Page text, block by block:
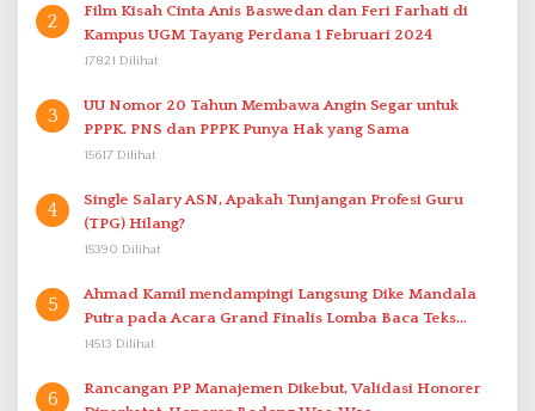
2
Film Kisah Cinta Anis Baswedan dan Feri Farhati di
Kampus UGM Tayang Perdana 1 Februari 2024
17821 Dilihat
3
UU Nomor 20 Tahun Membawa Angin Segar untuk
PPPK. PNS dan PPPK Punya Hak yang Sama
15617 Dilihat
4
Single Salary ASN, Apakah Tunjangan Profesi Guru
(TPG) Hilang?
15390 Dilihat
5
Ahmad Kamil mendampingi Langsung Dike Mandala
Putra pada Acara Grand Finalis Lomba Baca Teks
Proklamasi Mirip Bung Karno di Bali
14513 Dilihat
6
Rancangan PP Manajemen Dikebut, Validasi Honorer